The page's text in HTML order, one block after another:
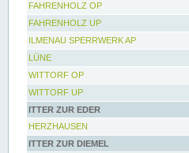
FAHRENHOLZ OP
FAHRENHOLZ UP
ILMENAU SPERRWERK AP
LÜNE
WITTORF OP
WITTORF UP
ITTER ZUR EDER
HERZHAUSEN
ITTER ZUR DIEMEL